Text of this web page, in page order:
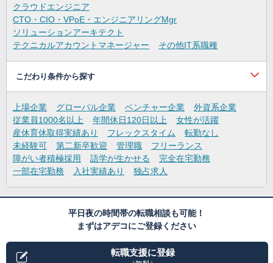
クラウドエンジニア
CTO・CIO・VPoE・エンジニアリングMgr
ソリューションアーキテクト
テクニカルアカウントマネージャー
その他IT系職種
こだわり条件から探す
上場企業 グローバル企業 ベンチャー企業
外資系企業
従業員1000名以上
年間休日120日以上
女性が活躍
産休育休取得実績あり
フレックスタイム
転勤なし
未経験可
第二新卒歓迎 管理職
フリーランス
障がい者積極採用
語学が生かせる
完全在宅勤務
一部在宅勤務
入社実績あり 独占求人
平日夜の時間帯の転職相談も可能！
まずはアデコにご登録ください
転職支援に登録